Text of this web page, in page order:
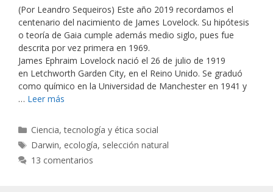
(Por Leandro Sequeiros) Este año 2019 recordamos el
centenario del nacimiento de James Lovelock. Su hipótesis
o teoría de Gaia cumple además medio siglo, pues fue
descrita por vez primera en 1969.
James Ephraim Lovelock nació el 26 de julio de 1919
en Letchworth Garden City, en el Reino Unido. Se graduó
como químico en la Universidad de Manchester en 1941 y
… Leer más
Categorías
Ciencia, tecnología y ética social
Etiquetas
Darwin, ecología, selección natural
13 comentarios